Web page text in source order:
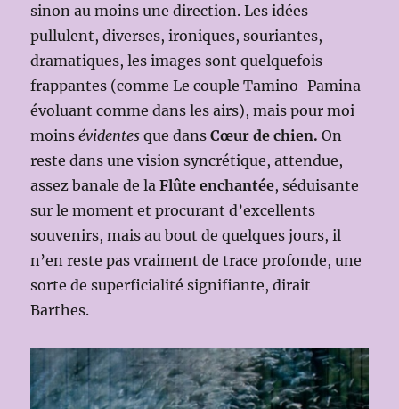
sinon au moins une direction. Les idées
pullulent, diverses, ironiques, souriantes,
dramatiques, les images sont quelquefois
frappantes (comme Le couple Tamino-Pamina
évoluant comme dans les airs), mais pour moi
moinsévidentes que dansCœur de chien.On
reste dans une vision syncrétique, attendue,
assez banale de laFlûte enchantée, séduisante
sur le moment et procurant d’excellents
souvenirs, mais au bout de quelques jours, il
n’en reste pas vraiment de trace profonde, une
sorte de superficialité signifiante, dirait
Barthes.